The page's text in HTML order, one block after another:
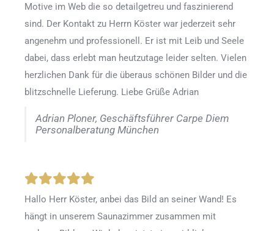
Motive im Web die so detailgetreu und faszinierend
sind. Der Kontakt zu Herrn Köster war jederzeit sehr
angenehm und professionell. Er ist mit Leib und Seele
dabei, dass erlebt man heutzutage leider selten. Vielen
herzlichen Dank für die überaus schönen Bilder und die
blitzschnelle Lieferung. Liebe Grüße Adrian
Adrian Ploner, Geschäftsführer Carpe Diem
Personalberatung München
Hallo Herr Köster, anbei das Bild an seiner Wand! Es
hängt in unserem Saunazimmer zusammen mit